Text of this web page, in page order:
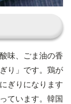
味、ごま油の香
り」です。鶏が
ぎりになります
ています。韓国